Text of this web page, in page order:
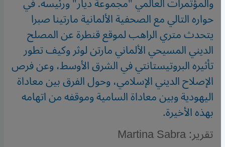
حواره التالي مع الصحفية الألمانية مارتينا صبرا
يتحدث متري الراهب لموقع قنطرة عن المصلح
الديني المسيحي الألماني مارتن لوثر وكيف تطور
تأثيره البروتيستانتي في الشرق الأوسط، وعن فرص
الإصلاح الديني الإسلامي، وحول الفرق بين معاداة
اليهودية وبين معاداة السامية وموقفه من اتهامه
بهذه الأخيرة.
تقرير: Martina Sabra